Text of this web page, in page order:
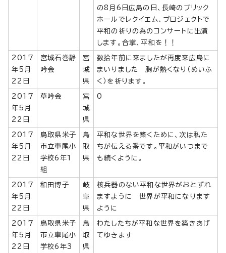
の8月6日広島の日、長崎のブリック
ホールでレクイエム、プロジェクトで
平和の祈りの為のコンサートに出演
します。合掌、平和を！！
2017
年5月
22日
宮城石巻静
吟会
宮
城
県
数拾年前に来ましたが再度来広島に
まいりました 胸が熱くなり（めいふ
く）を祈ります。
2017
年5月
22日
草吟会
宮
城
県
0
2017
年5月
22日
鳥取県米子
市立車尾小
学校6年1
組
鳥
取
県
平和な世界を築くために、次は私た
ちが伝える番です。平和がいつまで
も続くように。
2017
年5月
22日
和田博子
岐
阜
県
核兵器のない平和な世界がおとずれ
ますように 世界が平和になります
ように
2017
年5月
22日
鳥取県米子
市立車尾小
学校6年3
鳥
取
県
わたしたちが平和な世界を築きあげ
てゆきます